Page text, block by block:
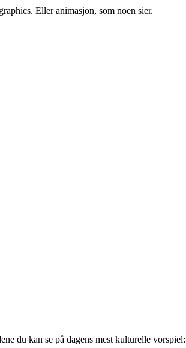
Eller animasjon, som noen sier.
du kan se på dagens mest kulturelle vorspiel: